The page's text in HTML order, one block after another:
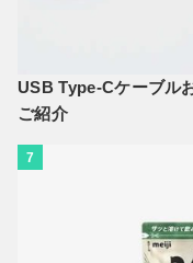
USB Type-Cケーブル
ご紹介
7